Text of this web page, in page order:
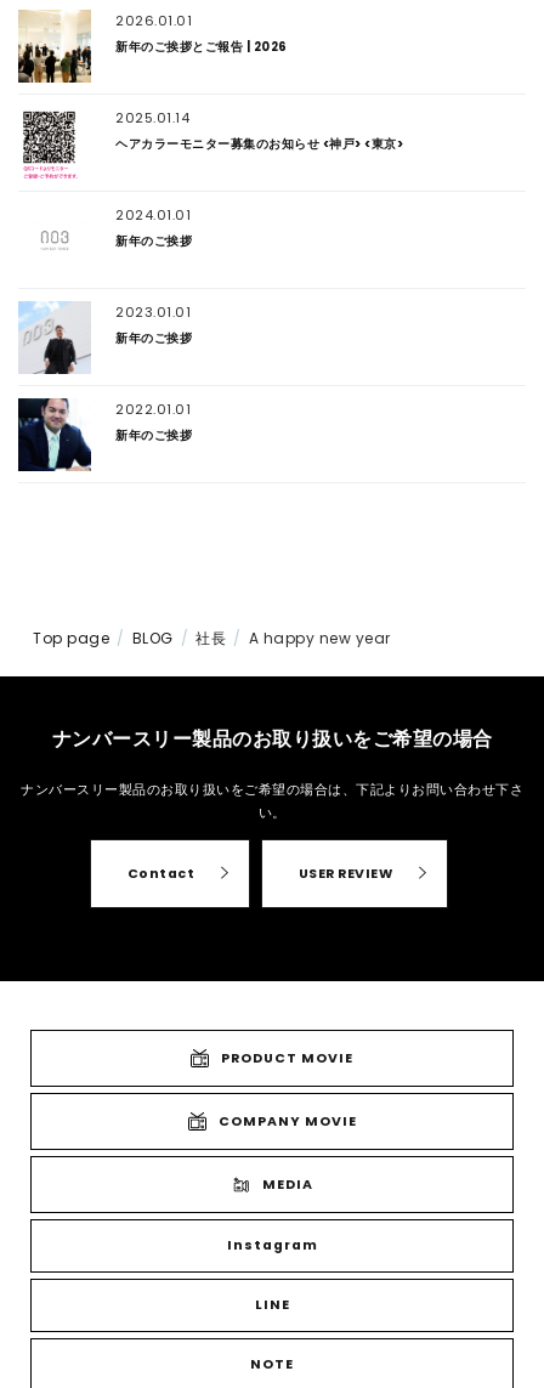
2026.01.01
新年のご挨拶とご報告 | 2026
2025.01.14
ヘアカラーモニター募集のお知らせ <神戸> <東京>
2024.01.01
新年のご挨拶
2023.01.01
新年のご挨拶
2022.01.01
新年のご挨拶
Top page BLOG 社長 A happy new year
ナンバースリー製品のお取り扱いをご希望の場合
ナンバースリー製品のお取り扱いをご希望の場合は、 下記よりお問い合わせ下さ
い。
Contact USER REVIEW
PRODUCT MOVIE
COMPANY MOVIE
MEDIA
Instagram
LINE
NOTE